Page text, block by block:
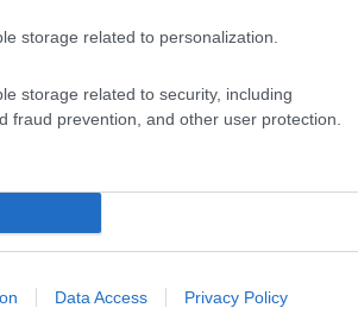
storage related to personalization.
storage related to security, including
fraud prevention, and other user protection.
Data Access Privacy Policy
το animated
τρέιλερ της σειράς είναι
της Mellow και αντλεί